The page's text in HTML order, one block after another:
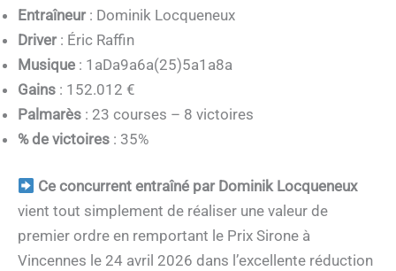
Entraîneur: Dominik Locqueneux
Driver: Éric Raffin
Musique : 1aDa9a6a(25)5a1a8a
Gains : 152.012 €
Palmarès : 23 courses – 8 victoires
% de victoires : 35%
Ce concurrent entraîné par Dominik Locqueneux
vient tout simplement de réaliser une valeur de
premier ordre en remportant le Prix Sirone à
Vincennes le 24 avril 2026 dans l’excellente réduction